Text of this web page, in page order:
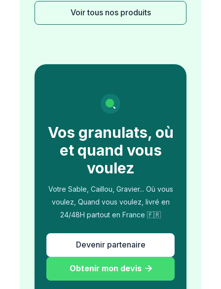
Voir tous nos produits
Vos granulats, où
et quand vous
voulez
Votre Sable, Caillou, Gravier... Où vous
voulez, Quand vous voulez, livré en
24/48H partout en France 🇫🇷
Devenir partenaire
Obtenir mon devis 